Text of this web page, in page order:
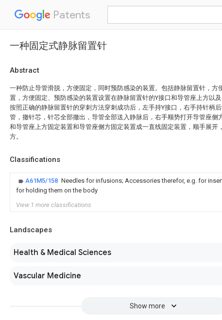
Patents
一种固定式静脉留置针
Abstract
一种防止导管滑脱，方便固定，同时预防感染的装置。包括静脉留置针，方
置，方便固定、预防感染的装置设置在静脉留置针的Y接口和导管座上方以
按照正确的静脉留置针的穿刺方法穿刺成功后，左手持Y接口，右手持针柄
管，撤针芯，针芯全部撤出，导管全部送入静脉后，右手顺势打开导管座侧
和导管座上方固定装置和导管座侧方固定装置成一直线固定装置，顺手展开
方。
Classifications
A61M5/158 Needles for infusions; Accessories therefor, e.g. for
for holding them on the body
View 1 more classifications
Landscapes
Health & Medical Sciences
Vascular Medicine
Show more